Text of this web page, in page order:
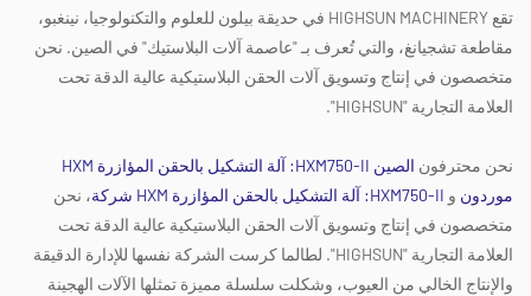
تقع HIGHSUN MACHINERY في حديقة بيلون للعلوم والتكنولوجيا، نينغبو،
مقاطعة تشجيانغ، والتي تُعرف بـ "عاصمة آلات البلاستيك" في الصين. نحن
متخصصون في إنتاج وتسويق آلات الحقن البلاستيكية عالية الدقة تحت
العلامة التجارية "HIGHSUN".
نحن محترفون
الصين HXM750-II: آلة التشكيل بالحقن المؤازرة HXM
موردون و HXM750-II: آلة التشكيل بالحقن المؤازرة HXM شركة
، نحن
متخصصون في إنتاج وتسويق آلات الحقن البلاستيكية عالية الدقة تحت
العلامة التجارية "HIGHSUN". لطالما كرست الشركة نفسها للإدارة الدقيقة
والإنتاج الخالي من العيوب، وشكلت سلسلة مميزة تمثلها الآلات الهجينة